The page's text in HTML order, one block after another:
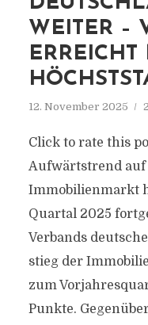
WEITER –
ERREICHT
12. November 2025
Click to rate this
Aufwärtstrend auf
Immobilienmarkt
Quartal 2025
Verbands
stieg der
zum
Punkte.